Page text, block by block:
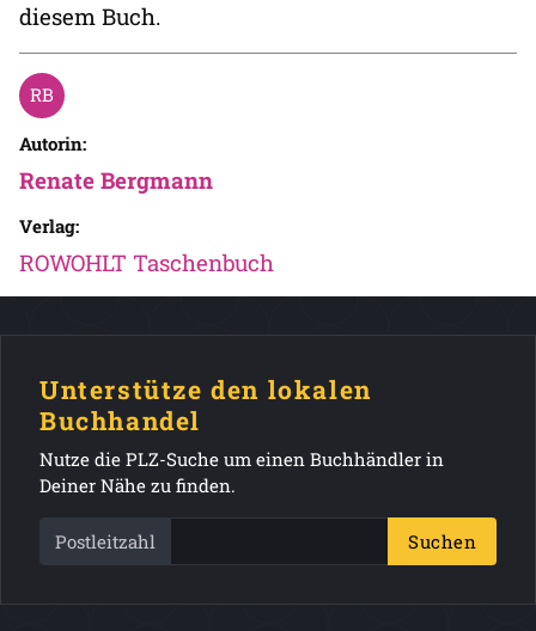
diesem Buch.
Autorin:
Renate Bergmann
Verlag:
ROWOHLT Taschenbuch
Unterstütze den lokalen
Buchhandel
Nutze die PLZ-Suche um einen Buchhändler in
Deiner Nähe zu finden.
Postleitzahl Suchen